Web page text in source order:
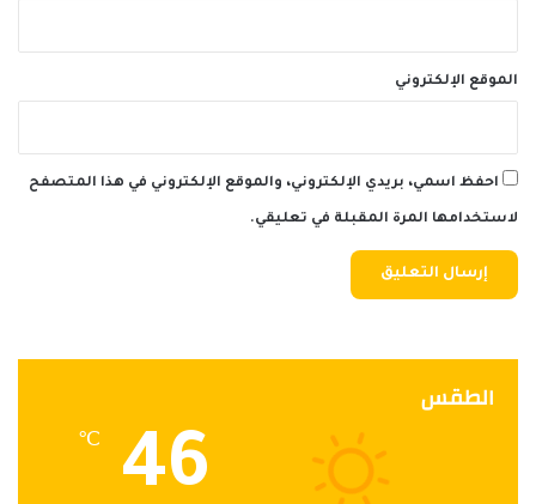
الموقع الإلكتروني
احفظ اسمي، بريدي الإلكتروني، والموقع الإلكتروني في هذا المتصفح
لاستخدامها المرة المقبلة في تعليقي.
الطقس
46
℃